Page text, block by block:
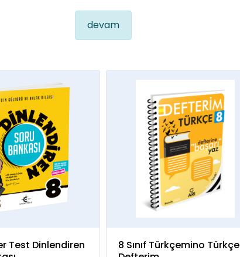
devam
Test Dinlendiren
8 Sınıf Türkçemino Türkçe